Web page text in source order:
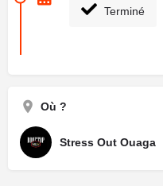
Terminé
Où ?
Stress Out Ouaga